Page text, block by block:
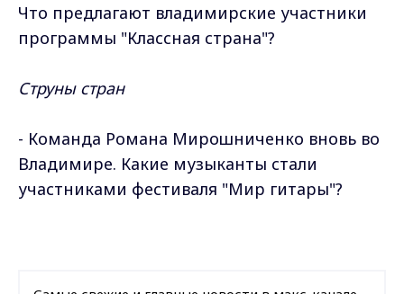
Что предлагают владимирские участники
программы "Классная страна"?
Струны стран
- Команда Романа Мирошниченко вновь во
Владимире. Какие музыканты стали
участниками фестиваля "Мир гитары"?